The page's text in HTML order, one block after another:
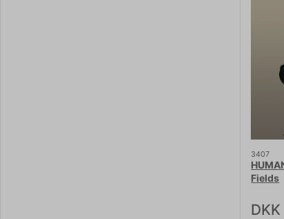
3407
Fields